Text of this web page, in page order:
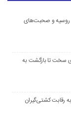
روسیه و صحبت‌های
سخت تا بازگشت به
رقابت کشتی‌گیران